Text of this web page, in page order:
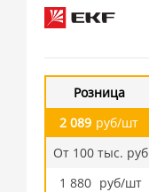
Розница
2 089 руб/шт
От 100 тыс. руб
1 880 руб/шт